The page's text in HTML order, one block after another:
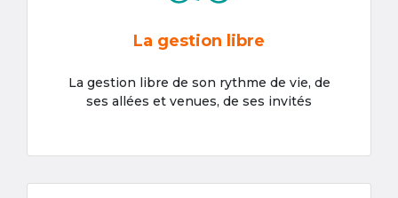
La gestion libre
La gestion libre de son rythme de vie, de
ses allées et venues, de ses invités